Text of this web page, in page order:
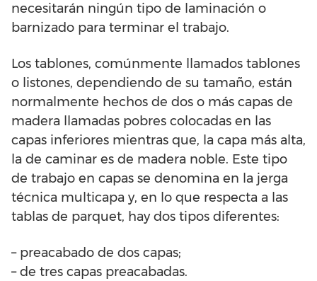
necesitarán ningún tipo de laminación o
barnizado para terminar el trabajo.
Los tablones, comúnmente llamados tablones
o listones, dependiendo de su tamaño, están
normalmente hechos de dos o más capas de
madera llamadas pobres colocadas en las
capas inferiores mientras que, la capa más alta,
la de caminar es de madera noble. Este tipo
de trabajo en capas se denomina en la jerga
técnica multicapa y, en lo que respecta a las
tablas de parquet, hay dos tipos diferentes:
– preacabado de dos capas;
– de tres capas preacabadas.